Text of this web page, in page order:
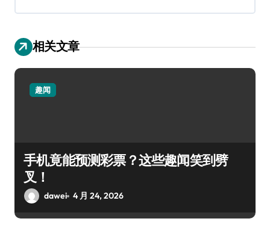
相关文章
趣闻
手机竟能预测彩票？这些趣闻笑到劈
叉！
dawei 4 月 24, 2026